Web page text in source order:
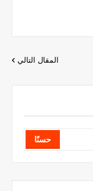
المقال التالي